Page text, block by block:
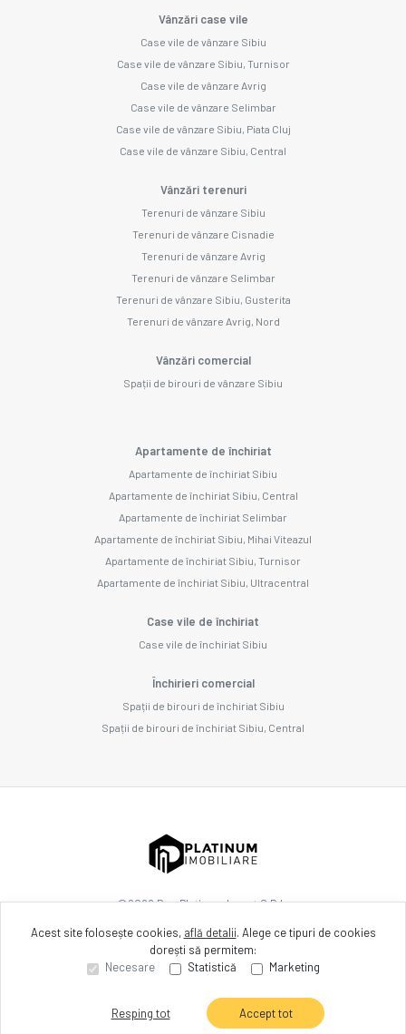
Vânzări case vile
Case vile de vânzare Sibiu
Case vile de vânzare Sibiu, Turnisor
Case vile de vânzare Avrig
Case vile de vânzare Selimbar
Case vile de vânzare Sibiu, Piata Cluj
Case vile de vânzare Sibiu, Central
Vânzări terenuri
Terenuri de vânzare Sibiu
Terenuri de vânzare Cisnadie
Terenuri de vânzare Avrig
Terenuri de vânzare Selimbar
Terenuri de vânzare Sibiu, Gusterita
Terenuri de vânzare Avrig, Nord
Vânzări comercial
Spații de birouri de vânzare Sibiu
Apartamente de închiriat
Apartamente de închiriat Sibiu
Apartamente de închiriat Sibiu, Central
Apartamente de închiriat Selimbar
Apartamente de închiriat Sibiu, Mihai Viteazul
Apartamente de închiriat Sibiu, Turnisor
Apartamente de închiriat Sibiu, Ultracentral
Case vile de închiriat
Case vile de închiriat Sibiu
Închirieri comercial
Spații de birouri de închiriat Sibiu
Spații de birouri de închiriat Sibiu, Central
©2026Dnp Platinum Invest S.R.L.
Site creat în
Acest site folosește cookies, află detalii. Alege ce tipuri de cookies
dorești să permitem:
Necesare
Statistică Marketing
Resping tot Accept tot